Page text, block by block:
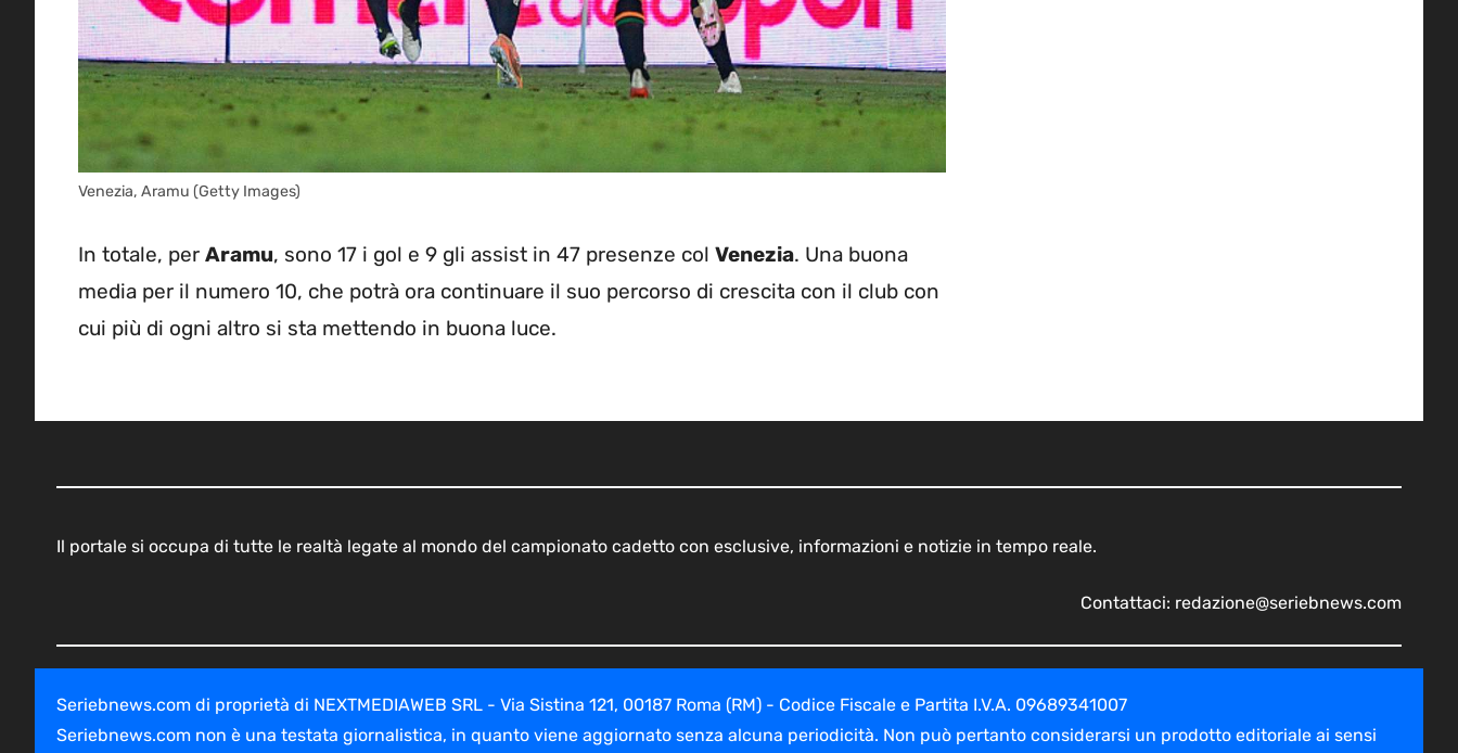
Venezia, Aramu (Getty Images)
In totale, per Aramu, sono 17 i gol e 9 gli assist in 47 presenze col Venezia. Una buona
media per il numero 10, che potrà ora continuare il suo percorso di crescita con il club con
cui più di ogni altro si sta mettendo in buona luce.
Il portale si occupa di tutte le realtà legate al mondo del campionato cadetto con esclusive, informazioni e notizie in tempo reale.
Contattaci: redazione@seriebnews.com
Seriebnews.com di proprietà di NEXTMEDIAWEB SRL - Via Sistina 121, 00187 Roma (RM) - Codice Fiscale e Partita I.V.A. 09689341007
Seriebnews.com non è una testata giornalistica, in quanto viene aggiornato senza alcuna periodicità. Non può pertanto considerarsi un prodotto editoriale ai sensi